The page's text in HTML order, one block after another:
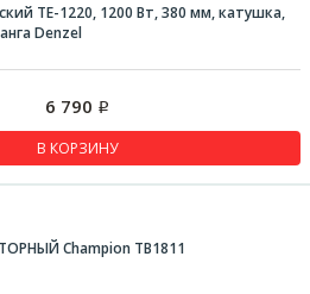
TE-1220, 1200 Вт, 380 мм, катушка,
Denzel
6 790 Р
В КОРЗИНУ
Champion TB1811